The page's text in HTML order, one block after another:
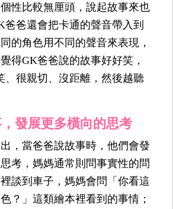
性比較無厘頭，說起故事來也
爸爸還會把卡通的聲音帶入到
的角色用不同的聲音來表現，
得GK爸爸說的故事好好笑，
、很親切、沒距離，然後越聽
發展更多橫向的思考
，當爸爸說故事時，他們會發
考，媽媽通常則問事實性的問
談到車子，媽媽會問「你看這
？」這類繪本裡看到的事情；